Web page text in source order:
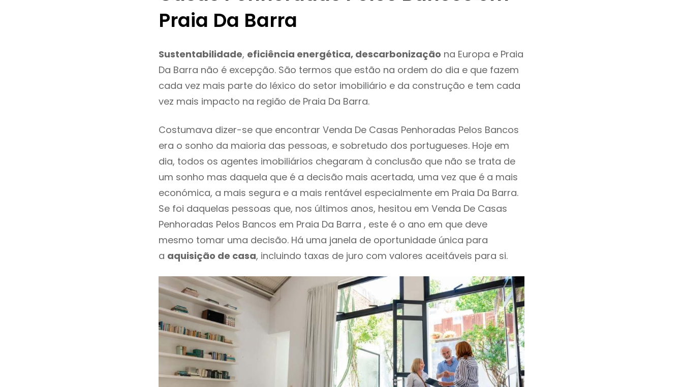
Praia Da Barra
Sustentabilidade, eficiência energética, descarbonização na Europa e Praia
Da Barra não é excepção. São termos que estão na ordem do dia e que fazem
cada vez mais parte do léxico do setor imobiliário e da construção e tem cada
vez mais impacto na região de Praia Da Barra.
Costumava dizer-se que encontrar Venda De Casas Penhoradas Pelos Bancos
era o sonho da maioria das pessoas, e sobretudo dos portugueses. Hoje em
dia, todos os agentes imobiliários chegaram à conclusão que não se trata de
um sonho mas daquela que é a decisão mais acertada, uma vez que é a mais
económica, a mais segura e a mais rentável especialmente em Praia Da Barra.
Se foi daquelas pessoas que, nos últimos anos, hesitou em Venda De Casas
Penhoradas Pelos Bancos em Praia Da Barra , este é o ano em que deve
mesmo tomar uma decisão. Há uma janela de oportunidade única para
a aquisição de casa, incluindo taxas de juro com valores aceitáveis para si.